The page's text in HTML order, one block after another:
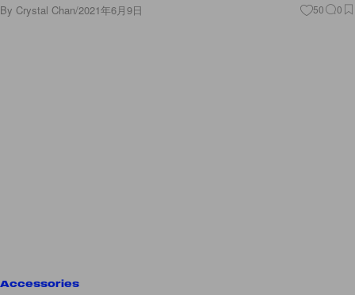
By Crystal Chan/2021年6月9日 50 0
Accessories